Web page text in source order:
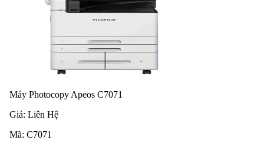
Máy Photocopy Apeos C7071
Giá: Liên Hệ
Mã: C7071